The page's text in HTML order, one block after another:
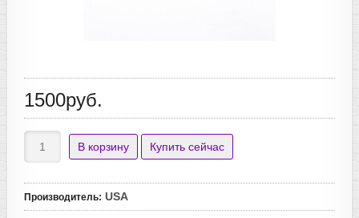
1500руб.
Производитель: USA